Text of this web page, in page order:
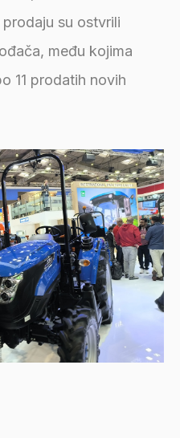
su ostvrili
među kojima
11 prodatih novih